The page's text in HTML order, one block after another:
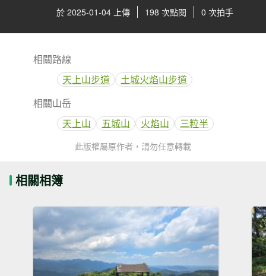
於 2025-01-04 上傳 198 次點閱 0 次拍手
相關路線
天上山步道
土城火焰山步道
相關山岳
天上山
五城山 火焰山 三粒半
此版權屬原作者，請勿任意轉載
相關相簿